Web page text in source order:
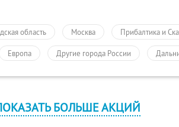
область Москва Прибалтика и
Европа Другие города России
БОЛЬШЕ АКЦИЙ